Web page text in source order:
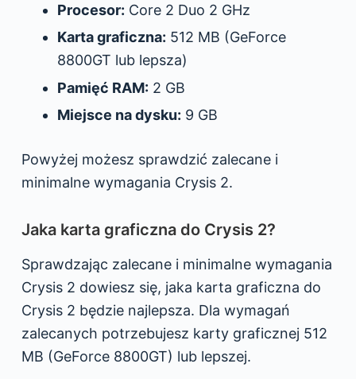
Procesor: Core 2 Duo 2 GHz
Karta graficzna: 512 MB (GeForce
8800GT lub lepsza)
Pamięć RAM: 2 GB
Miejsce na dysku: 9 GB
Powyżej możesz sprawdzić zalecane i
minimalne wymagania Crysis 2.
Jaka karta graficzna do Crysis 2?
Sprawdzając zalecane i minimalne wymagania
Crysis 2 dowiesz się, jaka karta graficzna do
Crysis 2 będzie najlepsza. Dla wymagań
zalecanych potrzebujesz karty graficznej 512
MB (GeForce 8800GT) lub lepszej.